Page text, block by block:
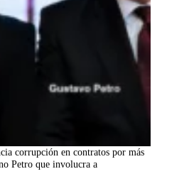
corrupción en contratos por más
Petro que involucra a